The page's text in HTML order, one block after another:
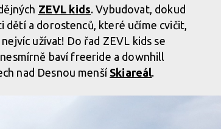
ZEVL kids. Vybudovat, dokud
dětí a dorostenců, které učíme cvičit,
užívat! Do řad ZEVL kids se
baví freeride a downhill
nad Desnou menší Skiareál.